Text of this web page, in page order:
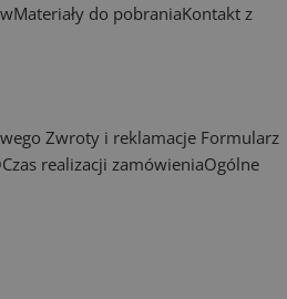
Materiały do pobraniaKontakt z
Zwroty i reklamacje Formularz
Czas realizacji zamówieniaOgólne